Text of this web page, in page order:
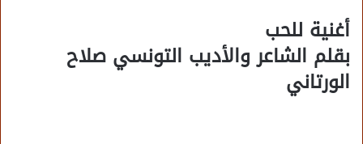
أغنية للحب
بقلم الشاعر والأديب التونسي صلاح
الورتاني